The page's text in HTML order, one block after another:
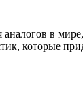
в
которые